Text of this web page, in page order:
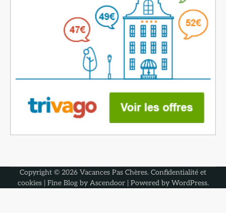
Copyright © 2026 Vacances Pas Chères. Confidentialité et
cookies| Fine Blog by Ascendoor| Powered by WordPress.